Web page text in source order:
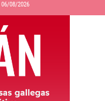
06/08/2026